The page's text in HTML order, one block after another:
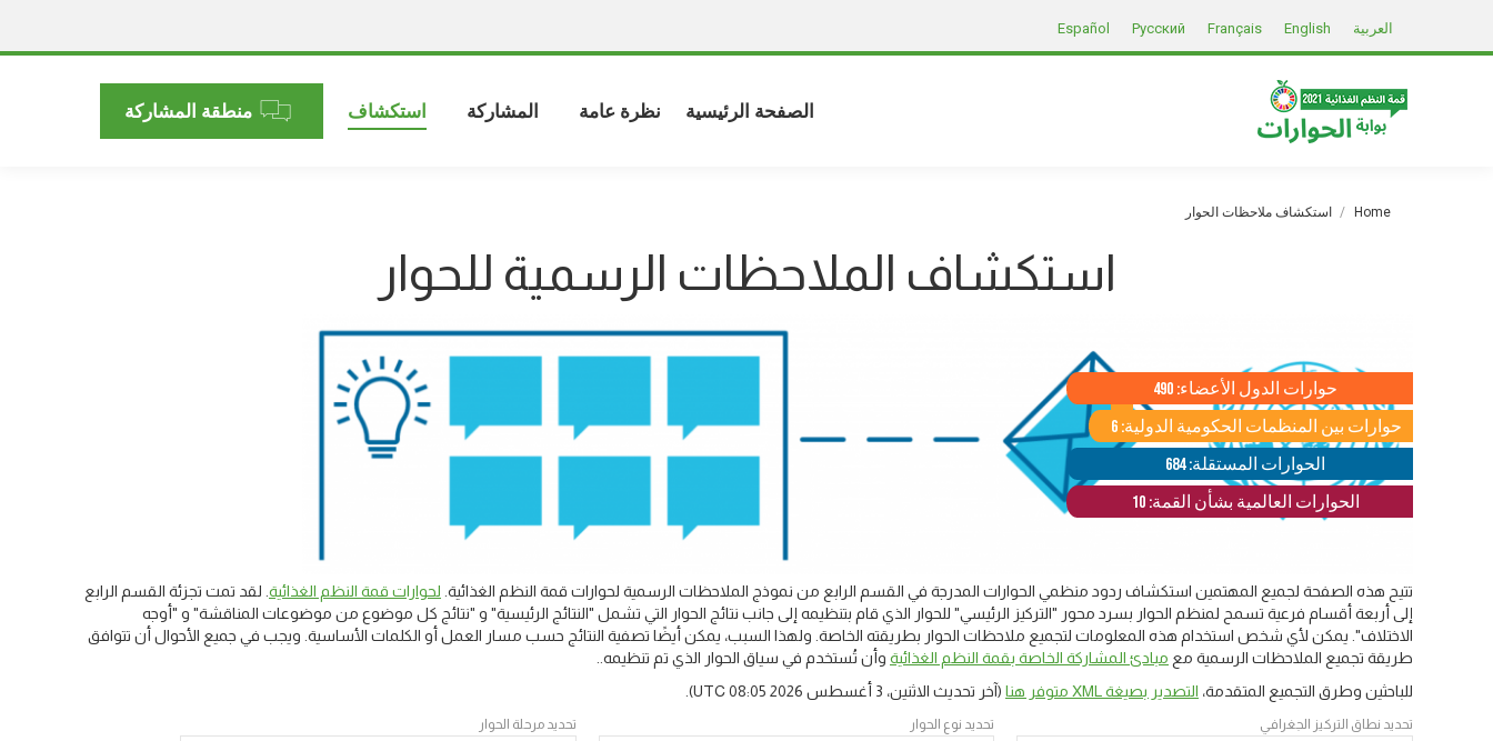
العربية English
Français
Русский
Español
الصفحة الرئيسية نظرة عامة المشاركة استكشاف منطقة المشاركة
You are here:
Home استكشاف ملاحظات الحوار
استكشاف الملاحظات الرسمية للحوار
حوارات الدول الأعضاء: 490
حوارات بين المنظمات الحكومية الدولية: 6
الحوارات المستقلة: 684
الحوارات العالمية بشأن القمة: 10
تتيح هذه الصفحة لجميع المهتمين استكشاف ردود منظمي الحوارات المدرجة في القسم الرابع من نموذج الملاحظات الرسمية لحوارات قمة النظم الغذائية. لحوارات قمة النظم الغذائية. لقد تمت تجزئة القسم الرابع
إلى أربعة أقسام فرعية تسمح لمنظم الحوار بسرد محور "التركيز الرئيسي" للحوار الذي قام بتنظيمه إلى جانب نتائج الحوار التي تشمل "النتائج الرئيسية" و "نتائج كل موضوع من موضوعات المناقشة" و "أوجه
الاختلاف". يمكن لأي شخص استخدام هذه المعلومات لتجميع ملاحظات الحوار بطريقته الخاصة. ولهذا السبب، يمكن أيضًا تصفية النتائج حسب مسار العمل أو الكلمات الأساسية. ويجب في جميع الأحوال أن تتوافق
طريقة تجميع الملاحظات الرسمية مع مبادئ المشاركة الخاصة بقمة النظم الغذائية وأن تُستخدم في سياق الحوار الذي تم تنظيمه..
للباحثين وطرق التجميع المتقدمة، التصدير بصيغة XML متوفر هنا (آخر تحديث الاثنين، 3 أغسطس 2026 08:05 UTC ).
تحديد نطاق التركيز الجغرافي تحديد نوع الحوار تحديد مرحلة الحوار